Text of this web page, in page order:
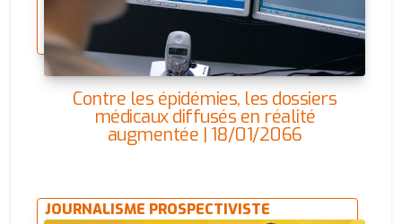
Contre les épidémies, les dossiers
médicaux diffusés en réalité
augmentée | 18/01/2066
JOURNALISME PROSPECTIVISTE